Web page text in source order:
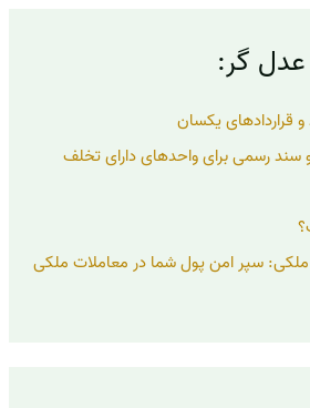
گر:
قراردادهای یکسان
و سند رسمی برای واحدهای دارای تخلف
سپر امن پول شما در معاملات ملکی